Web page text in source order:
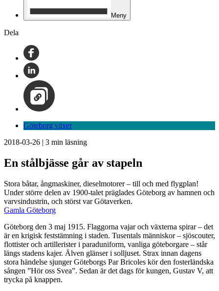
Meny
Dela
Göteborg växer
2018-03-26 | 3 min läsning
En stålbjässe går av stapeln
Stora båtar, ångmaskiner, dieselmotorer – till och med flygplan!
Under större delen av 1900-talet präglades Göteborg av hamnen och
varvsindustrin, och störst var Götaverken.
Gamla Göteborg
Göteborg den 3 maj 1915. Flaggorna vajar och växterna spirar – det
är en krigisk feststämning i staden. Tusentals människor – sjöscouter,
flottister och artillerister i paraduniform, vanliga göteborgare – står
längs stadens kajer. Älven glänser i solljuset. Strax innan dagens
stora händelse sjunger Göteborgs Par Bricoles kör den fosterländska
sången ”Hör oss Svea”. Sedan är det dags för kungen, Gustav V, att
trycka på knappen.